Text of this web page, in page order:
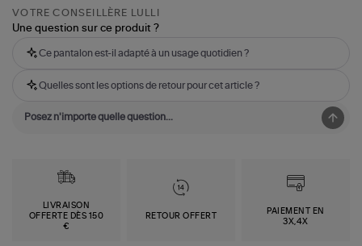
VOTRE CONSEILLÈRE LULLI
Une question sur ce produit ?
Ce pantalon est-il adapté à un usage quotidien ?
Quelles sont les options de retour pour cet article ?
LIVRAISON
OFFERTE DÈS 150
€
RETOUR OFFERT
PAIEMENT EN
3X,4X